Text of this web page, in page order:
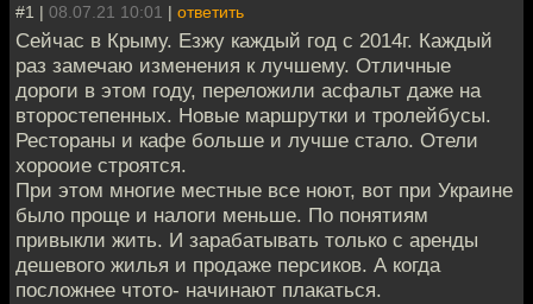
#1 | 08.07.21 10:01 | ответить
Сейчас в Крыму. Езжу каждый год с 2014г. Каждый
раз замечаю изменения к лучшему. Отличные
дороги в этом году, переложили асфальт даже на
второстепенных. Новые маршрутки и тролейбусы.
Рестораны и кафе больше и лучше стало. Отели
хорооие строятся.
При этом многие местные все ноют, вот при Украине
было проще и налоги меньше. По понятиям
привыкли жить. И зарабатывать только с аренды
дешевого жилья и продаже персиков. А когда
посложнее чтото- начинают плакаться.